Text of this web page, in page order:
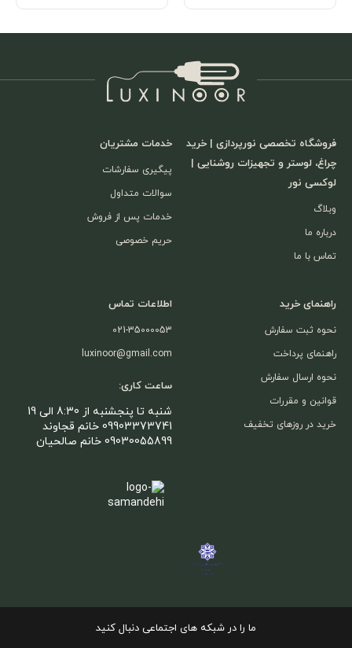
فروشگاه تخصصی نورپردازی | خرید
چراغ، لوستر و تجهیزات روشنایی |
لوکسی نور
وبلاگ
درباره ما
تماس با ما
خدمات مشتریان
پیگیری سفارشات
سوالات متداول
خدمات پس از فروش
حریم خصوصی
راهنمای خرید
نحوه ثبت سفارش
راهنمای پرداخت
نحوه ارسال سفارش
قوانین و مقررات
خرید در روزهای تخفیف
اطلاعات تماس
021-35000053
luxinoor@gmail.com
ساعت کاری:
شنبه تا پنجشنبه از 8:30 الی 19
09903373741 خانم قجاوند
09030055899 خانم صالحیان
ما را در شبکه های اجتماعی دنبال کنید